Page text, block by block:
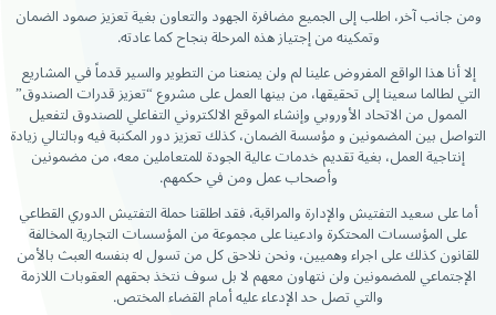
ومن جانب آخر، اطلب إلى الجميع مضافرة الجهود والتعاون بغية تعزيز صمود الضمان
وتمكينه من إجتياز هذه المرحلة بنجاح كما عادته.
إلا أنا هذا الواقع المفروض علينا لم ولن يمنعنا من التطوير والسير قدماً في المشاريع
التي لطالما سعينا إلى تحقيقها، من بينها العمل على مشروع “تعزيز قدرات الصندوق”
الممول من الاتحاد الأوروبي وإنشاء الموقع الالكتروني التفاعلي للصندوق لتفعيل
التواصل بين المضمونين و مؤسسة الضمان، كذلك تعزيز دور المكنبة فيه وبالتالي زيادة
إنتاجية العمل، بغية تقديم خدمات عالية الجودة للمتعاملين معه، من مضمونين
وأصحاب عمل ومن في حكمهم.
أما على سعيد التفتيش والإدارة والمراقبة، فقد اطلقنا حملة التفتيش الدوري القطاعي
على المؤسسات المحتكرة وادعينا على مجموعة من المؤسسات التجارية المخالفة
للقانون كذلك على اجراء وهميين، ونحن نلاحق كل من تسول له بنفسه العبث بالأمن
الإجتماعي للمضمونين ولن نتهاون معهم لا بل سوف نتخذ بحقهم العقوبات اللازمة
والتي تصل حد الإدعاء عليه أمام القضاء المختص.